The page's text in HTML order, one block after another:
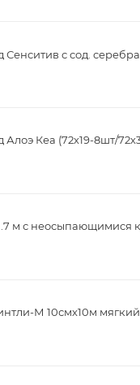
с сод.
Кеа (72х19-8шт/
м с неосыпающимися
М 10смх10м мягкий